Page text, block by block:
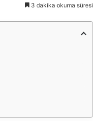
3 dakika okuma süresi